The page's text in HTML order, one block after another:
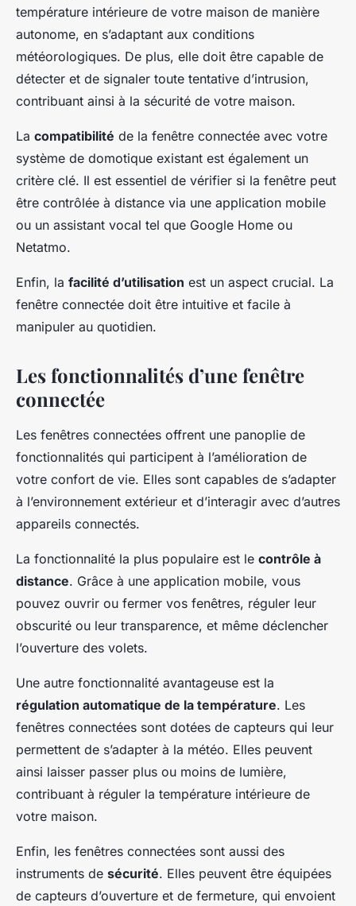
température intérieure de votre maison de manière
autonome, en s’adaptant aux conditions
météorologiques. De plus, elle doit être capable de
détecter et de signaler toute tentative d’intrusion,
contribuant ainsi à la sécurité de votre maison.
La compatibilité de la fenêtre connectée avec votre
système de domotique existant est également un
critère clé. Il est essentiel de vérifier si la fenêtre peut
être contrôlée à distance via une application mobile
ou un assistant vocal tel que Google Home ou
Netatmo.
Enfin, la facilité d’utilisation est un aspect crucial. La
fenêtre connectée doit être intuitive et facile à
manipuler au quotidien.
Les fonctionnalités d’une fenêtre
connectée
Les fenêtres connectées offrent une panoplie de
fonctionnalités qui participent à l’amélioration de
votre confort de vie. Elles sont capables de s’adapter
à l’environnement extérieur et d’interagir avec d’autres
appareils connectés.
La fonctionnalité la plus populaire est le contrôle à
distance. Grâce à une application mobile, vous
pouvez ouvrir ou fermer vos fenêtres, réguler leur
obscurité ou leur transparence, et même déclencher
l’ouverture des volets.
Une autre fonctionnalité avantageuse est la
régulation automatique de la température. Les
fenêtres connectées sont dotées de capteurs qui leur
permettent de s’adapter à la météo. Elles peuvent
ainsi laisser passer plus ou moins de lumière,
contribuant à réguler la température intérieure de
votre maison.
Enfin, les fenêtres connectées sont aussi des
instruments de sécurité. Elles peuvent être équipées
de capteurs d’ouverture et de fermeture, qui envoient